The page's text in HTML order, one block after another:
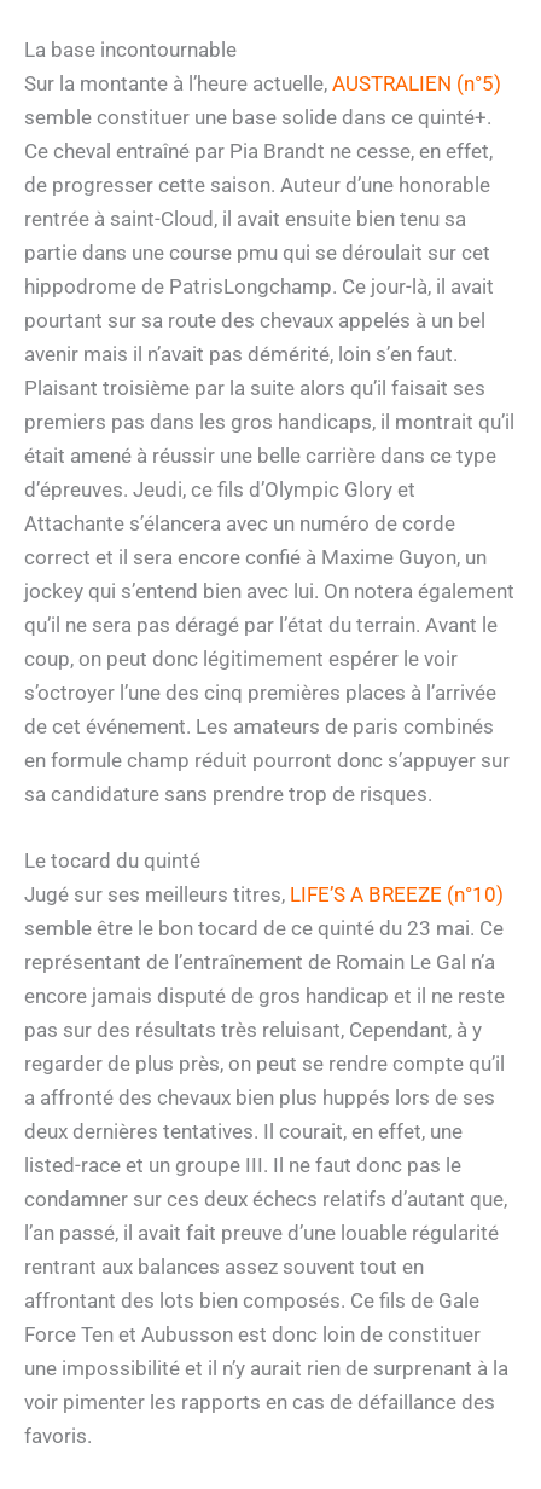
La base incontournable
Sur la montante à l’heure actuelle, AUSTRALIEN (n°5)
semble constituer une base solide dans ce quinté+.
Ce cheval entraîné par Pia Brandt ne cesse, en effet,
de progresser cette saison. Auteur d’une honorable
rentrée à saint-Cloud, il avait ensuite bien tenu sa
partie dans une course pmu qui se déroulait sur cet
hippodrome de PatrisLongchamp. Ce jour-là, il avait
pourtant sur sa route des chevaux appelés à un bel
avenir mais il n’avait pas démérité, loin s’en faut.
Plaisant troisième par la suite alors qu’il faisait ses
premiers pas dans les gros handicaps, il montrait qu’il
était amené à réussir une belle carrière dans ce type
d’épreuves. Jeudi, ce fils d’Olympic Glory et
Attachante s’élancera avec un numéro de corde
correct et il sera encore confié à Maxime Guyon, un
jockey qui s’entend bien avec lui. On notera également
qu’il ne sera pas déragé par l’état du terrain. Avant le
coup, on peut donc légitimement espérer le voir
s’octroyer l’une des cinq premières places à l’arrivée
de cet événement. Les amateurs de paris combinés
en formule champ réduit pourront donc s’appuyer sur
sa candidature sans prendre trop de risques.
Le tocard du quinté
Jugé sur ses meilleurs titres, LIFE’S A BREEZE (n°10)
semble être le bon tocard de ce quinté du 23 mai. Ce
représentant de l’entraînement de Romain Le Gal n’a
encore jamais disputé de gros handicap et il ne reste
pas sur des résultats très reluisant, Cependant, à y
regarder de plus près, on peut se rendre compte qu’il
a affronté des chevaux bien plus huppés lors de ses
deux dernières tentatives. Il courait, en effet, une
listed-race et un groupe III. Il ne faut donc pas le
condamner sur ces deux échecs relatifs d’autant que,
l’an passé, il avait fait preuve d’une louable régularité
rentrant aux balances assez souvent tout en
affrontant des lots bien composés. Ce fils de Gale
Force Ten et Aubusson est donc loin de constituer
une impossibilité et il n’y aurait rien de surprenant à la
voir pimenter les rapports en cas de défaillance des
favoris.